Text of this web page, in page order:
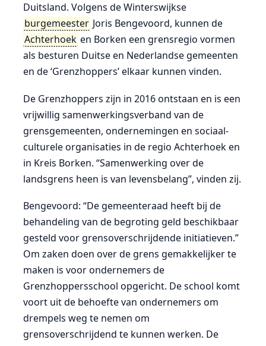
Duitsland. Volgens de Winterswijkse
burgemeester Joris Bengevoord, kunnen de
Achterhoek en Borken een grensregio vormen
als besturen Duitse en Nederlandse gemeenten
en de ‘Grenzhoppers’ elkaar kunnen vinden.
De Grenzhoppers zijn in 2016 ontstaan en is een
vrijwillig samenwerkingsverband van de
grensgemeenten, ondernemingen en sociaal-
culturele organisaties in de regio Achterhoek en
in Kreis Borken. “Samenwerking over de
landsgrens heen is van levensbelang”, vinden zij.
Bengevoord: “De gemeenteraad heeft bij de
behandeling van de begroting geld beschikbaar
gesteld voor grensoverschrijdende initiatieven.”
Om zaken doen over de grens gemakkelijker te
maken is voor ondernemers de
Grenzhoppersschool opgericht. De school komt
voort uit de behoefte van ondernemers om
drempels weg te nemen om
grensoverschrijdend te kunnen werken. De